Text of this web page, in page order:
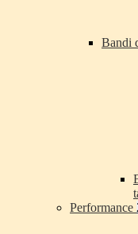
Bandi
Performance